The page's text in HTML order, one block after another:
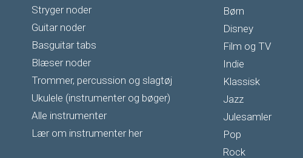
Stryger noder
Guitar noder
Basguitar tabs
Blæser noder
Trommer, percussion og slagtøj
Ukulele (instrumenter og bøger)
Alle instrumenter
Lær om instrumenter her
Børn
Disney
Film og TV
Indie
Klassisk
Jazz
Julesamler
Pop
Rock